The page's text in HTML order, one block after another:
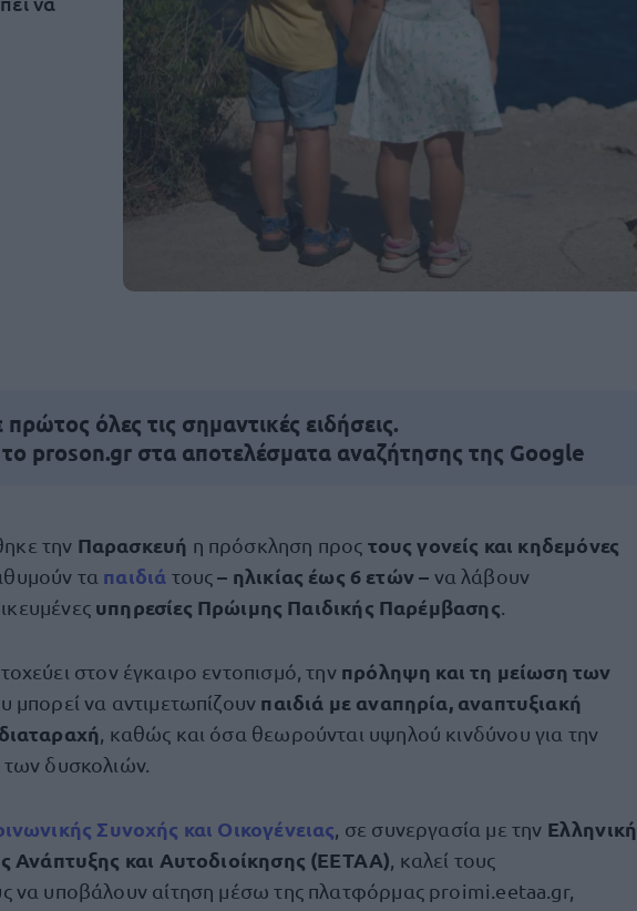
όλες τις σημαντικές ειδήσεις.
proson.gr στα αποτελέσματα αναζήτησης της Google
την Παρασκευή η πρόσκληση προς τους γονείς και κηδεμόνες
τα παιδιά τους– ηλικίας έως 6 ετών – να λάβουν
υπηρεσίες Πρώιμης Παιδικής Παρέμβασης
στον έγκαιρο εντοπισμό, την πρόληψη και τη μείωση των
μπορεί να αντιμετωπίζουν παιδιά με αναπηρία, αναπτυξιακή
, καθώς και όσα θεωρούνται υψηλού κινδύνου για την
δυσκολιών.
Συνοχής και Οικογένειας , σε συνεργασία με την Ελληνική
Ανάπτυξης και Αυτοδιοίκησης (ΕΕΤΑΑ) , καλεί τους
να υποβάλουν αίτηση μέσω της πλατφόρμας proimi.eetaa.gr,